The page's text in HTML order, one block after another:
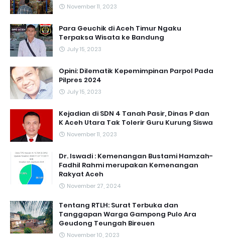
November 11, 2023
Para Geuchik di Aceh Timur Ngaku
Terpaksa Wisata ke Bandung
July 15, 2023
Opini: Dilematik Kepemimpinan Parpol Pada
Pilpres 2024
July 15, 2023
Kejadian di SDN 4 Tanah Pasir, Dinas P dan
K Aceh Utara Tak Tolerir Guru Kurung Siswa
November 11, 2023
Dr. Iswadi : Kemenangan Bustami Hamzah-
Fadhil Rahmi merupakan Kemenangan
Rakyat Aceh
November 27, 2024
Tentang RTLH: Surat Terbuka dan
Tanggapan Warga Gampong Pulo Ara
Geudong Teungah Bireuen
November 10, 2023